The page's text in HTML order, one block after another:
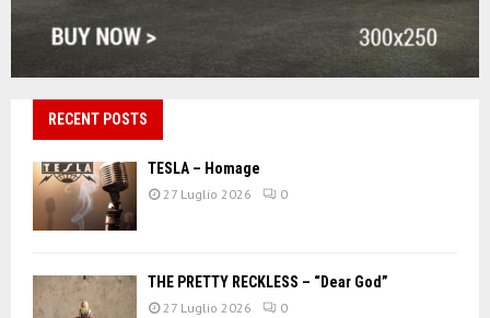
RECENT POSTS
TESLA – Homage
27 Luglio 2026 0
THE PRETTY RECKLESS – “Dear God”
27 Luglio 2026 0